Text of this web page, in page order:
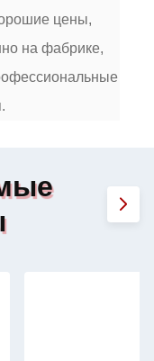
цены,
на фабрике,